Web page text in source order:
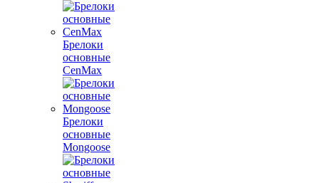
Брелоки
основные
CenMax
Брелоки
основные
Mongoose